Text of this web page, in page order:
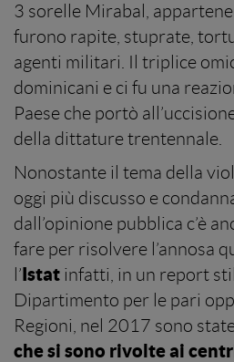
3 sorelle Mirabal,
furono rapite, stuprate,
agenti militari. Il triplice
dominicani e ci fu una
Paese che portò
della dittature trentennale.
Nonostante il tema della
oggi più discusso e
dall’opinione pubblica c’è
fare per risolvere l’annosa
l’Istat infatti, in un report
Dipartimento per le pari
Regioni, nel 2017 sono
che si sono rivolte ai